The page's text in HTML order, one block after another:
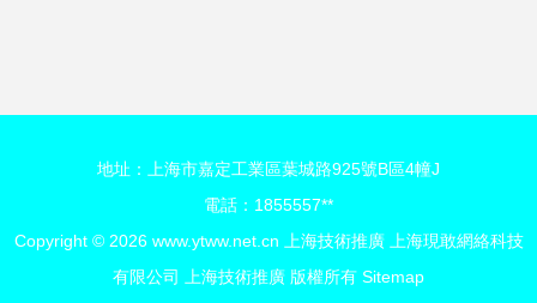
地址：上海市嘉定工業區葉城路925號B區4幢J
電話：1855557**
Copyright © 2026 www.ytww.net.cn 上海技術推廣
上海現敢網絡科技
有限公司
上海技術推廣 版權所有 Sitemap